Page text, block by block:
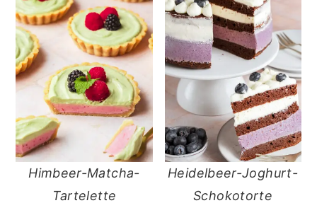
Himbeer-Matcha-
Tartelette
Heidelbeer-Joghurt-
Schokotorte